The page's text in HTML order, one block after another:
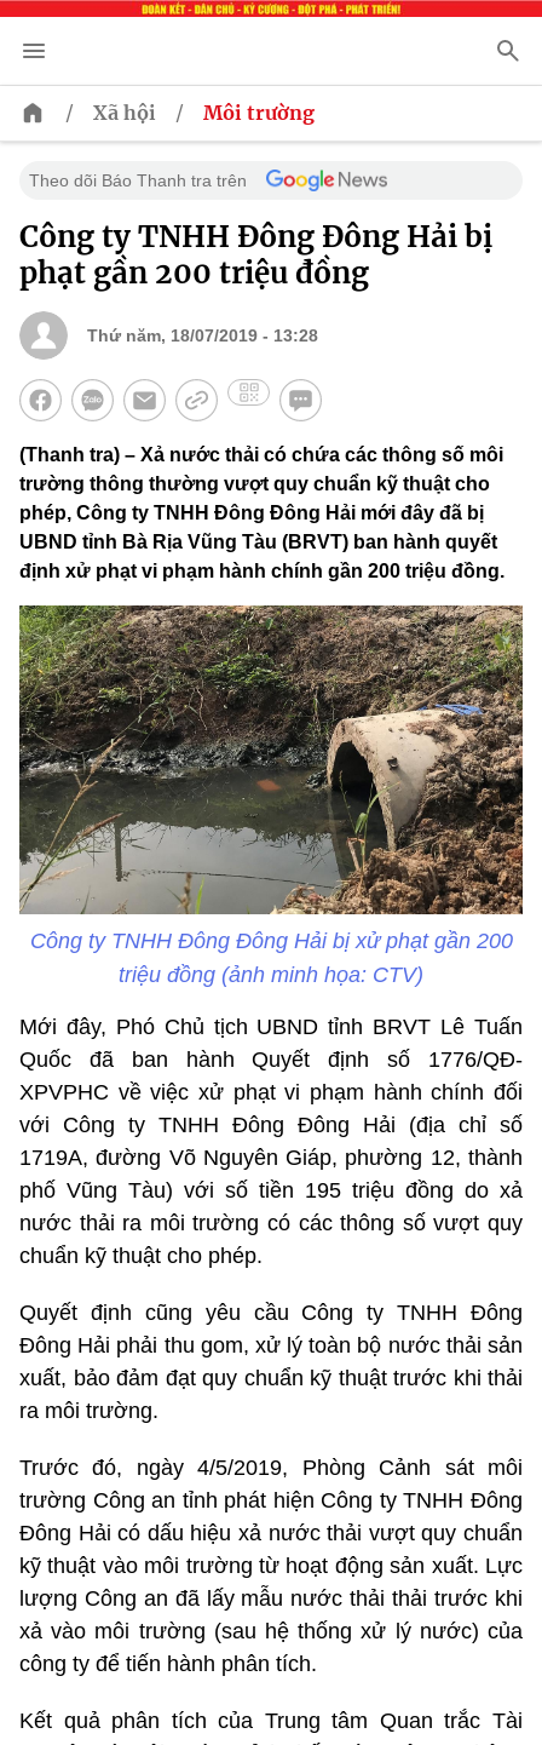
/ Xã hội / Môi trường
Theo dõi Báo Thanh tra trên
Công ty TNHH Đông Đông Hải bị
phạt gần 200 triệu đồng
Thứ năm, 18/07/2019 - 13:28
(Thanh tra) – Xả nước thải có chứa các thông số môi
trường thông thường vượt quy chuẩn kỹ thuật cho
phép, Công ty TNHH Đông Đông Hải mới đây đã bị
UBND tỉnh Bà Rịa Vũng Tàu (BRVT) ban hành quyết
định xử phạt vi phạm hành chính gần 200 triệu đồng.
Công ty TNHH Đông Đông Hải bị xử phạt gần 200
triệu đồng (ảnh minh họa: CTV)
Mới đây, Phó Chủ tịch UBND tỉnh BRVT Lê Tuấn
Quốc đã ban hành Quyết định số 1776/QĐ-
XPVPHC về việc xử phạt vi phạm hành chính đối
với Công ty TNHH Đông Đông Hải (địa chỉ số
1719A, đường Võ Nguyên Giáp, phường 12, thành
phố Vũng Tàu) với số tiền 195 triệu đồng do xả
nước thải ra môi trường có các thông số vượt quy
chuẩn kỹ thuật cho phép.
Quyết định cũng yêu cầu Công ty TNHH Đông
Đông Hải phải thu gom, xử lý toàn bộ nước thải sản
xuất, bảo đảm đạt quy chuẩn kỹ thuật trước khi thải
ra môi trường.
Trước đó, ngày 4/5/2019, Phòng Cảnh sát môi
trường Công an tỉnh phát hiện Công ty TNHH Đông
Đông Hải có dấu hiệu xả nước thải vượt quy chuẩn
kỹ thuật vào môi trường từ hoạt động sản xuất. Lực
lượng Công an đã lấy mẫu nước thải thải trước khi
xả vào môi trường (sau hệ thống xử lý nước) của
công ty để tiến hành phân tích.
Kết quả phân tích của Trung tâm Quan trắc Tài